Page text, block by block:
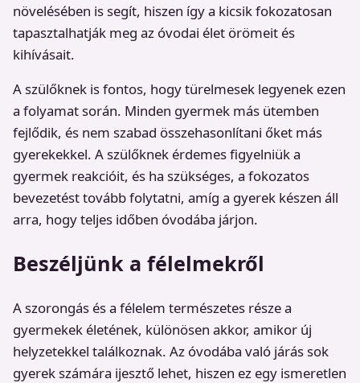
növelésében is segít, hiszen így a kicsik fokozatosan
tapasztalhatják meg az óvodai élet örömeit és
kihívásait.
A szülőknek is fontos, hogy türelmesek legyenek ezen
a folyamat során. Minden gyermek más ütemben
fejlődik, és nem szabad összehasonlítani őket más
gyerekekkel. A szülőknek érdemes figyelniük a
gyermek reakcióit, és ha szükséges, a fokozatos
bevezetést tovább folytatni, amíg a gyerek készen áll
arra, hogy teljes időben óvodába járjon.
Beszéljünk a félelmekről
A szorongás és a félelem természetes része a
gyermekek életének, különösen akkor, amikor új
helyzetekkel találkoznak. Az óvodába való járás sok
gyerek számára ijesztő lehet, hiszen ez egy ismeretlen